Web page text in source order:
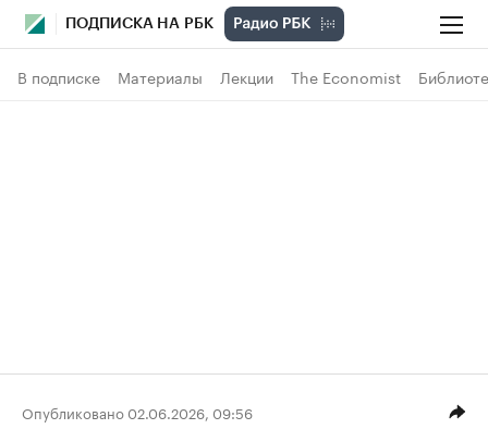
ПОДПИСКА НА РБК
В подписке Материалы Лекции The Economist
Опубликовано 02.06.2026, 09:56